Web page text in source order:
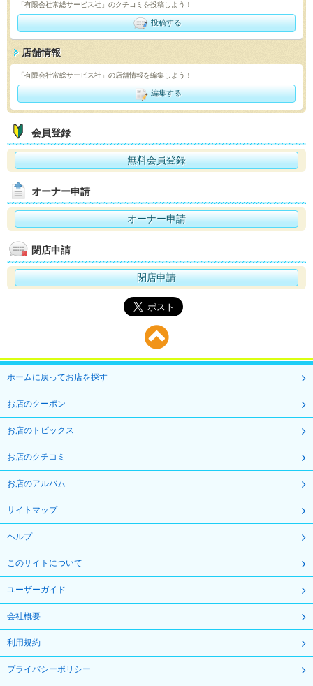
「有限会社常総サービス社」のクチコミを投稿しよう！
投稿する
店舗情報
「有限会社常総サービス社」の店舗情報を編集しよう！
編集する
会員登録
無料会員登録
オーナー申請
オーナー申請
閉店申請
閉店申請
ホームに戻ってお店を探す
お店のクーポン
お店のトピックス
お店のクチコミ
お店のアルバム
サイトマップ
ヘルプ
このサイトについて
ユーザーガイド
会社概要
利用規約
プライバシーポリシー